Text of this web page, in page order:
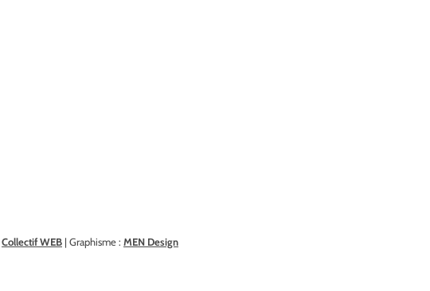
Collectif WEB | Graphisme : MEN Design